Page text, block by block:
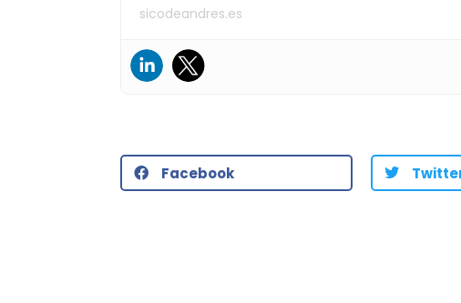
sicodeandres.es
Facebook